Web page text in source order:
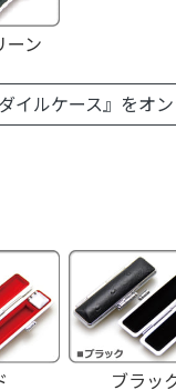
ーン
イルケース』をオ
ブラッ